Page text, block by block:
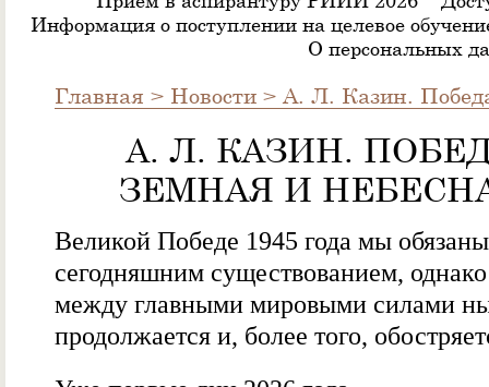
Информация о поступлении на целевое
О персональных
Главная > Новости > А. Л. Казин.
А. Л. КАЗИН.
ЗЕМНАЯ И
Великой Победе 1945 года мы
сегодняшним существованием,
между главными мировыми силами
продолжается и, более того,